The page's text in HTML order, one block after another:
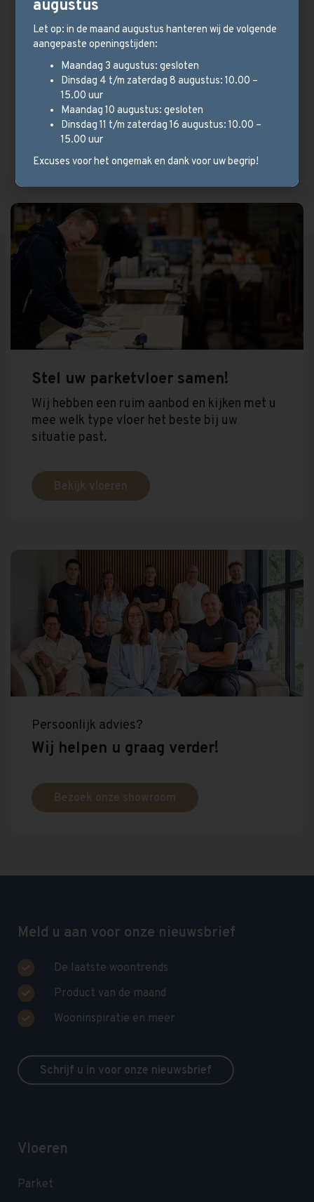
Stel uw parketvloer samen!
Wij hebben een ruim aanbod en kijken met u
mee welk type vloer het beste bij uw
situatie past.
Bekijk vloeren
Persoonlijk advies?
Wij helpen u graag verder!
Bezoek onze showroom
Meld u aan voor onze nieuwsbrief
De laatste woontrends
Product van de maand
Wooninspiratie en meer
Schrijf u in voor onze nieuwsbrief
Vloeren
Parket
augustus
Let op: in de maand augustus hanteren wij de volgende
aangepaste openingstijden:
Maandag 3 augustus: gesloten
Dinsdag 4 t/m zaterdag 8 augustus: 10.00 –
15.00 uur
Maandag 10 augustus: gesloten
Dinsdag 11 t/m zaterdag 16 augustus: 10.00 –
15.00 uur
Excuses voor het ongemak en dank voor uw begrip!